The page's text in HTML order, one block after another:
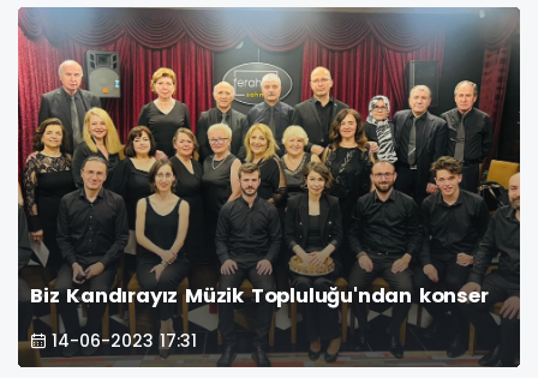
Biz Kandırayız Müzik Topluluğu'ndan konser
14-06-2023 17:31